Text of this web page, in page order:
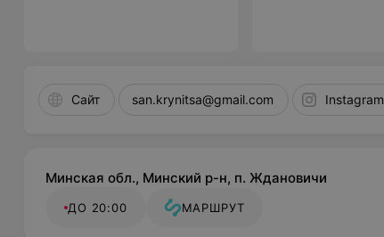
Сайт san.krynitsa@gmail.com Instagram
Минская обл., Минский р-н, п. Ждановичи
ДО 20:00 МАРШРУТ